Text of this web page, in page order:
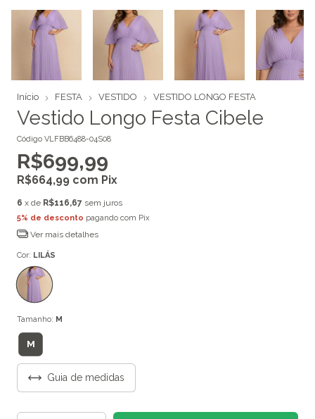
Início FESTA VESTIDO VESTIDO LONGO FESTA
Vestido Longo Festa Cibele
Código VLFBB6488-04S08
R$699,99
R$664,99 com Pix
6 x de R$116,67 sem juros
5% de desconto pagando com Pix
Ver mais detalhes
Cor: LILÁS
Tamanho: M
M
Guia de medidas